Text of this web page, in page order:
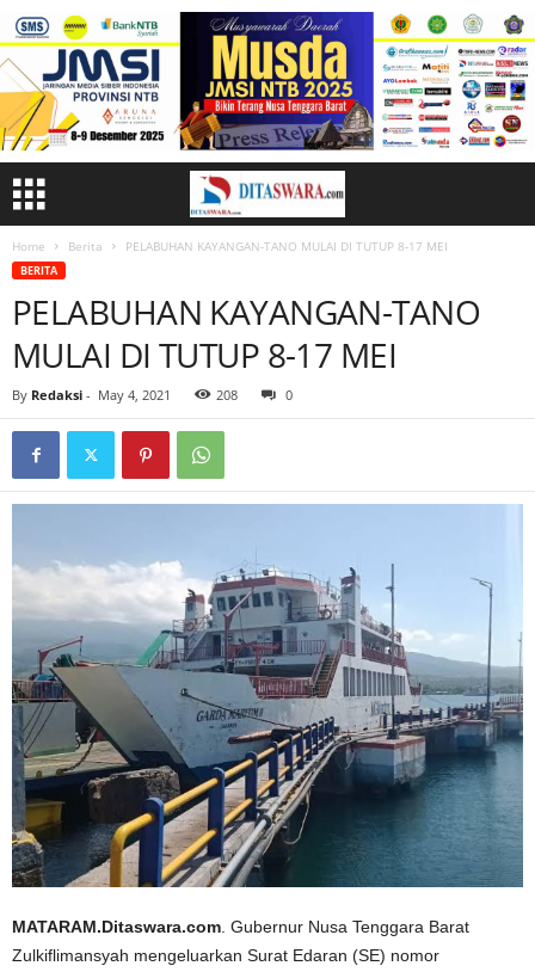
Home Berita PELABUHAN KAYANGAN-TANO MULAI DI TUTUP 8-17 MEI
BERITA
PELABUHAN KAYANGAN-TANO
MULAI DI TUTUP 8-17 MEI
By Redaksi - May 4, 2021 208 0
MATARAM.Ditaswara.com . Gubernur Nusa Tenggara Barat
Zulkiflimansyah mengeluarkan Surat Edaran (SE) nomor